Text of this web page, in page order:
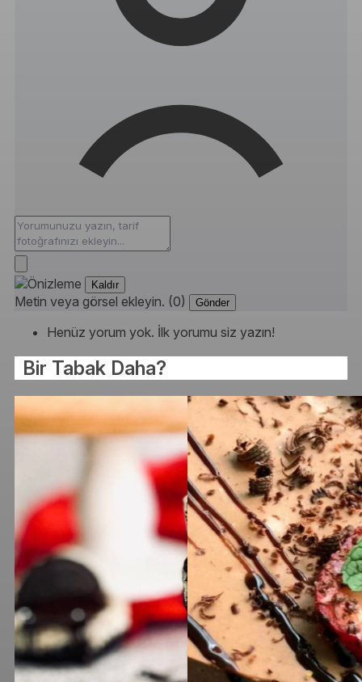
Kaldır
Metin veya görsel ekleyin. (0) Gönder
Henüz yorum yok. İlk yorumu siz yazın!
Bir Tabak Daha?